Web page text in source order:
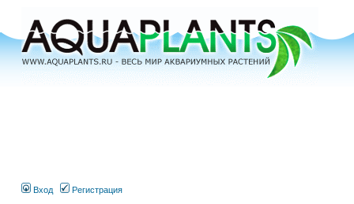
Вход Регистрация